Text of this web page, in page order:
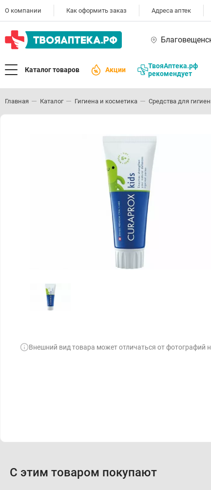
О компании Как оформить заказ Адреса аптек
Каталог товаров Акции
ТвояАптека.рф
рекомендует
Главная Каталог Гигиена и косметика Средства для
Внешний вид товара может отличаться от фотографий
С этим товаром покупают